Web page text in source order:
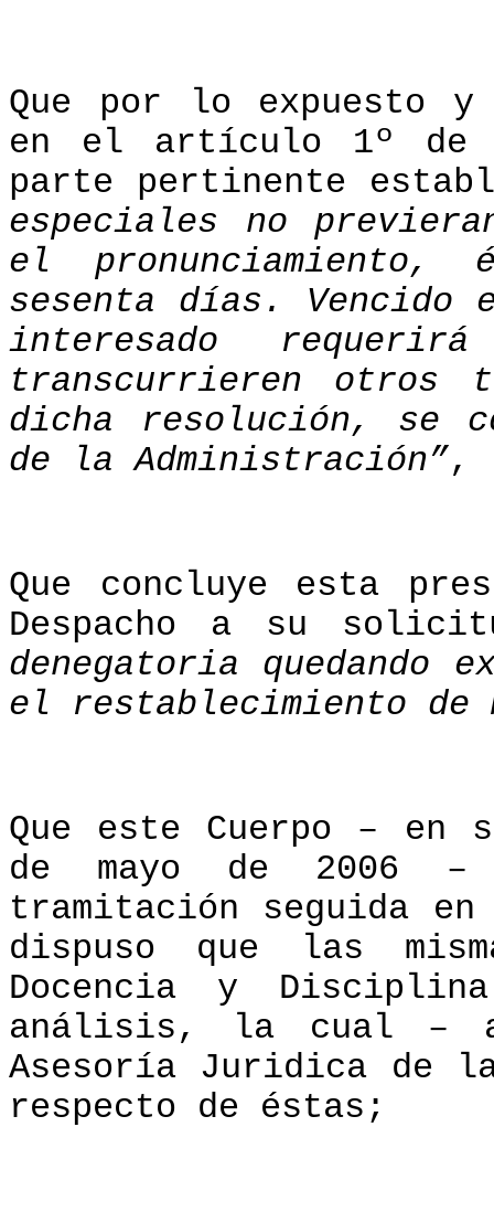
Que por lo expuesto
en el artículo 1º de
parte pertinente
especiales no
el pronunciamiento,
sesenta días. Vencido
interesado
transcurrieren otros
dicha resolución, se
de la Administración”,
Que concluye esta
Despacho a su
denegatoria
el restablecimiento de
Que este Cuerpo –
de mayo de 2006 –
tramitación seguida
dispuso que las
Docencia y
análisis, la cual –
Asesoría Juridica de
respecto de éstas;